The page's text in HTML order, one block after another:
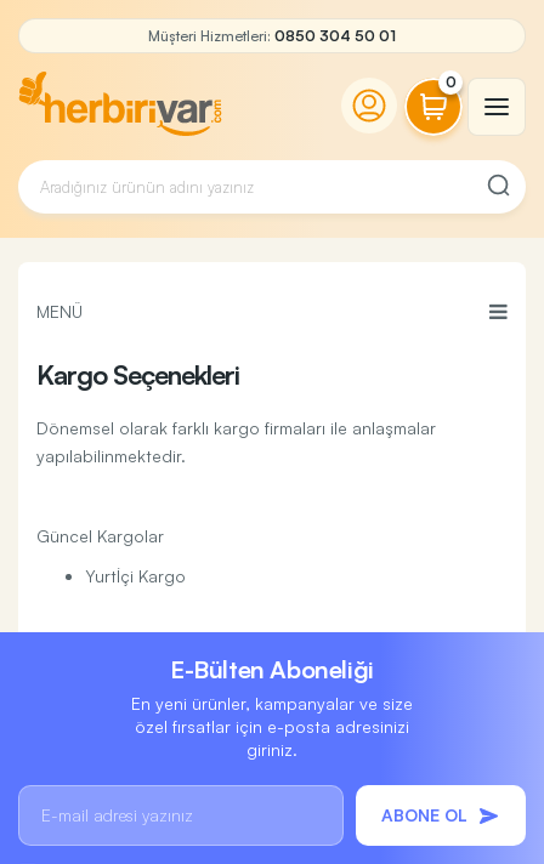
Müşteri Hizmetleri: 0850 304 50 01
0
MENÜ
Kargo Seçenekleri
Dönemsel olarak farklı kargo firmaları ile anlaşmalar
yapılabilinmektedir.
Güncel Kargolar
Yurtİçi Kargo
E-Bülten Aboneliği
En yeni ürünler, kampanyalar ve size
özel fırsatlar için e-posta adresinizi
giriniz.
ABONE OL